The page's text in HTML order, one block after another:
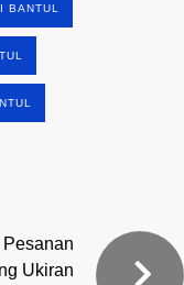
BANTUL
Pesanan
Ukiran